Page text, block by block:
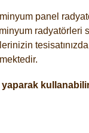
panel